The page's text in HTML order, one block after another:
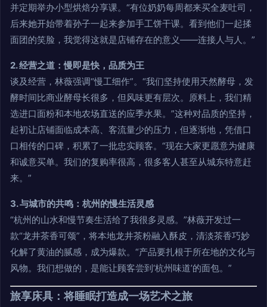
并定期举办小型烘焙分享课。“有位奶奶每周都来买全麦吐司，
后来她开始带着孙子一起来参加手工饼干课。看到他们一起揉
面团的笑脸，我觉得这就是店铺存在的意义——连接人与人。”
2. 经营之道：慢即是快，品质为王
谈及经营，林薇强调“慢工细作”。“我们坚持使用天然酵母，发
酵时间比商业酵母长很多，但风味更有层次。原料上，我们精
选进口面粉和本地农场直送的应季水果。”这种对品质的坚持，
起初让店铺面临成本高、客流量少的压力，但逐渐地，凭借口
口相传的口碑，积累了一批忠实顾客。“现在大家更愿意为健康
和诚意买单。我们的复购率很高，很多客人甚至从城东特意赶
来。”
3. 与城市的共鸣：杭州的慢生活灵感
“杭州的山水和慢节奏生活给了我很多灵感。”林薇开发过一
款“龙井茶香可颂”，将本地龙井茶粉融入酥皮，清淡茶香巧妙
化解了黄油的腻感，成为爆款。“产品要扎根于所在地的文化与
风物。我们想做的，是能让顾客尝到‘杭州味道’的面包。”
旅享床具：将睡眠打造成一场艺术之旅